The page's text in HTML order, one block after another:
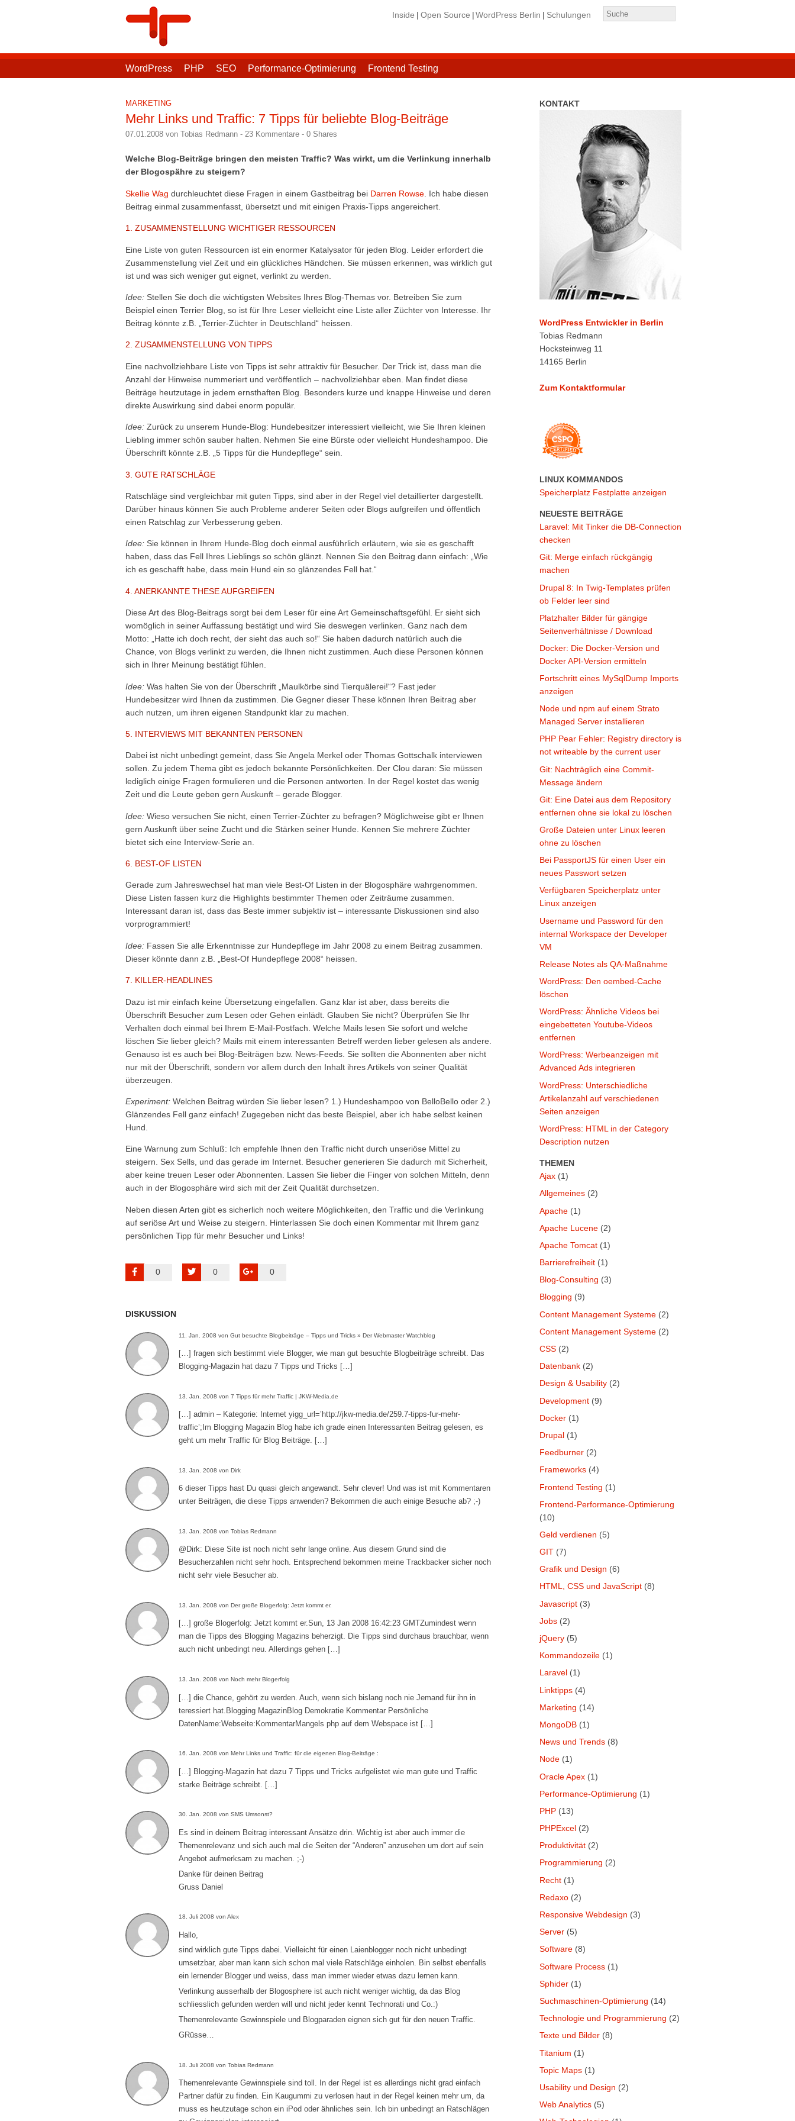
Inside Open Source WordPress Berlin Schulungen
WordPress PHP SEO Performance-Optimierung Frontend Testing
MARKETING
Mehr Links und Traffic: 7 Tipps für beliebte Blog-Beiträge
07.01.2008 von Tobias Redmann - 23 Kommentare - 0 Shares
Welche Blog-Beiträge bringen den meisten Traffic? Was wirkt, um die Verlinkung innerhalb
der Blogospähre zu steigern?
Skellie Wag durchleuchtet diese Fragen in einem Gastbeitrag bei Darren Rowse . Ich habe diesen
Beitrag einmal zusammenfasst, übersetzt und mit einigen Praxis-Tipps angereichert.
1. ZUSAMMENSTELLUNG WICHTIGER RESSOURCEN
Eine Liste von guten Ressourcen ist ein enormer Katalysator für jeden Blog. Leider erfordert die
Zusammenstellung viel Zeit und ein glückliches Händchen. Sie müssen erkennen, was wirklich gut
ist und was sich weniger gut eignet, verlinkt zu werden.
Idee: Stellen Sie doch die wichtigsten Websites Ihres Blog-Themas vor. Betreiben Sie zum
Beispiel einen Terrier Blog, so ist für Ihre Leser vielleicht eine Liste aller Züchter von Interesse. Ihr
Beitrag könnte z.B. „Terrier-Züchter in Deutschland“ heissen.
2. ZUSAMMENSTELLUNG VON TIPPS
Eine nachvollziehbare Liste von Tipps ist sehr attraktiv für Besucher. Der Trick ist, dass man die
Anzahl der Hinweise nummeriert und veröffentlich – nachvollziehbar eben. Man findet diese
Beiträge heutzutage in jedem ernsthaften Blog. Besonders kurze und knappe Hinweise und deren
direkte Auswirkung sind dabei enorm populär.
Idee: Zurück zu unserem Hunde-Blog: Hundebesitzer interessiert vielleicht, wie Sie Ihren kleinen
Liebling immer schön sauber halten. Nehmen Sie eine Bürste oder vielleicht Hundeshampoo. Die
Überschrift könnte z.B. „5 Tipps für die Hundepflege“ sein.
3. GUTE RATSCHLÄGE
Ratschläge sind vergleichbar mit guten Tipps, sind aber in der Regel viel detaillierter dargestellt.
Darüber hinaus können Sie auch Probleme anderer Seiten oder Blogs aufgreifen und öffentlich
einen Ratschlag zur Verbesserung geben.
Idee: Sie können in Ihrem Hunde-Blog doch einmal ausführlich erläutern, wie sie es geschafft
haben, dass das Fell Ihres Lieblings so schön glänzt. Nennen Sie den Beitrag dann einfach: „Wie
ich es geschafft habe, dass mein Hund ein so glänzendes Fell hat.“
4. ANERKANNTE THESE AUFGREIFEN
Diese Art des Blog-Beitrags sorgt bei dem Leser für eine Art Gemeinschaftsgefühl. Er sieht sich
womöglich in seiner Auffassung bestätigt und wird Sie deswegen verlinken. Ganz nach dem
Motto: „Hatte ich doch recht, der sieht das auch so!“ Sie haben dadurch natürlich auch die
Chance, von Blogs verlinkt zu werden, die Ihnen nicht zustimmen. Auch diese Personen können
sich in Ihrer Meinung bestätigt fühlen.
Idee: Was halten Sie von der Überschrift „Maulkörbe sind Tierquälerei!“? Fast jeder
Hundebesitzer wird Ihnen da zustimmen. Die Gegner dieser These können Ihren Beitrag aber
auch nutzen, um ihren eigenen Standpunkt klar zu machen.
5. INTERVIEWS MIT BEKANNTEN PERSONEN
Dabei ist nicht unbedingt gemeint, dass Sie Angela Merkel oder Thomas Gottschalk interviewen
sollen. Zu jedem Thema gibt es jedoch bekannte Persönlichkeiten. Der Clou daran: Sie müssen
lediglich einige Fragen formulieren und die Personen antworten. In der Regel kostet das wenig
Zeit und die Leute geben gern Auskunft – gerade Blogger.
Idee: Wieso versuchen Sie nicht, einen Terrier-Züchter zu befragen? Möglichweise gibt er Ihnen
gern Auskunft über seine Zucht und die Stärken seiner Hunde. Kennen Sie mehrere Züchter
bietet sich eine Interview-Serie an.
6. BEST-OF LISTEN
Gerade zum Jahreswechsel hat man viele Best-Of Listen in der Blogosphäre wahrgenommen.
Diese Listen fassen kurz die Highlights bestimmter Themen oder Zeiträume zusammen.
Interessant daran ist, dass das Beste immer subjektiv ist – interessante Diskussionen sind also
vorprogrammiert!
Idee: Fassen Sie alle Erkenntnisse zur Hundepflege im Jahr 2008 zu einem Beitrag zusammen.
Dieser könnte dann z.B. „Best-Of Hundepflege 2008“ heissen.
7. KILLER-HEADLINES
Dazu ist mir einfach keine Übersetzung eingefallen. Ganz klar ist aber, dass bereits die
Überschrift Besucher zum Lesen oder Gehen einlädt. Glauben Sie nicht? Überprüfen Sie Ihr
Verhalten doch einmal bei Ihrem E-Mail-Postfach. Welche Mails lesen Sie sofort und welche
löschen Sie lieber gleich? Mails mit einem interessanten Betreff werden lieber gelesen als andere.
Genauso ist es auch bei Blog-Beiträgen bzw. News-Feeds. Sie sollten die Abonnenten aber nicht
nur mit der Überschrift, sondern vor allem durch den Inhalt ihres Artikels von seiner Qualität
überzeugen.
Experiment: Welchen Beitrag würden Sie lieber lesen? 1.) Hundeshampoo von BelloBello oder 2.)
Glänzendes Fell ganz einfach! Zugegeben nicht das beste Beispiel, aber ich habe selbst keinen
Hund.
Eine Warnung zum Schluß: Ich empfehle Ihnen den Traffic nicht durch unseriöse Mittel zu
steigern. Sex Sells, und das gerade im Internet. Besucher generieren Sie dadurch mit Sicherheit,
aber keine treuen Leser oder Abonnenten. Lassen Sie lieber die Finger von solchen Mitteln, denn
auch in der Blogosphäre wird sich mit der Zeit Qualität durchsetzen.
Neben diesen Arten gibt es sicherlich noch weitere Möglichkeiten, den Traffic und die Verlinkung
auf seriöse Art und Weise zu steigern. Hinterlassen Sie doch einen Kommentar mit Ihrem ganz
persönlichen Tipp für mehr Besucher und Links!
0 0 0
DISKUSSION
11. Jan. 2008 von Gut besuchte Blogbeiträge – Tipps und Tricks » Der Webmaster Watchblog
[…] fragen sich bestimmt viele Blogger, wie man gut besuchte Blogbeiträge schreibt. Das
Blogging-Magazin hat dazu 7 Tipps und Tricks […]
13. Jan. 2008 von 7 Tipps für mehr Traffic | JKW-Media.de
[…] admin – Kategorie: Internet yigg_url=’http://jkw-media.de/259.7-tipps-fur-mehr-
traffic’;Im Blogging Magazin Blog habe ich grade einen Interessanten Beitrag gelesen, es
geht um mehr Traffic für Blog Beiträge. […]
13. Jan. 2008 von Dirk
6 dieser Tipps hast Du quasi gleich angewandt. Sehr clever! Und was ist mit Kommentaren
unter Beiträgen, die diese Tipps anwenden? Bekommen die auch einige Besuche ab? ;-)
13. Jan. 2008 von Tobias Redmann
@Dirk: Diese Site ist noch nicht sehr lange online. Aus diesem Grund sind die
Besucherzahlen nicht sehr hoch. Entsprechend bekommen meine Trackbacker sicher noch
nicht sehr viele Besucher ab.
13. Jan. 2008 von Der große Blogerfolg: Jetzt kommt er.
[…] große Blogerfolg: Jetzt kommt er.Sun, 13 Jan 2008 16:42:23 GMTZumindest wenn
man die Tipps des Blogging Magazins beherzigt. Die Tipps sind durchaus brauchbar, wenn
auch nicht unbedingt neu. Allerdings gehen […]
13. Jan. 2008 von Noch mehr Blogerfolg
[…] die Chance, gehört zu werden. Auch, wenn sich bislang noch nie Jemand für ihn in
teressiert hat.Blogging MagazinBlog Demokratie Kommentar Persönliche
DatenName:Webseite:KommentarMangels php auf dem Webspace ist […]
16. Jan. 2008 von Mehr Links und Traffic: für die eigenen Blog-Beiträge :
[…] Blogging-Magazin hat dazu 7 Tipps und Tricks aufgelistet wie man gute und Traffic
starke Beiträge schreibt. […]
30. Jan. 2008 von SMS Umsonst?
Es sind in deinem Beitrag interessant Ansätze drin. Wichtig ist aber auch immer die
Themenrelevanz und sich auch mal die Seiten der “Anderen” anzusehen um dort auf sein
Angebot aufmerksam zu machen. ;-)
Danke für deinen Beitrag
Gruss Daniel
18. Juli 2008 von Alex
Hallo,
sind wirklich gute Tipps dabei. Vielleicht für einen Laienblogger noch nicht unbedingt
umsetzbar, aber man kann sich schon mal viele Ratschläge einholen. Bin selbst ebenfalls
ein lernender Blogger und weiss, dass man immer wieder etwas dazu lernen kann.
Verlinkung ausserhalb der Blogosphere ist auch nicht weniger wichtig, da das Blog
schliesslich gefunden werden will und nicht jeder kennt Technorati und Co.:)
Themenrelevante Gewinnspiele und Blogparaden eignen sich gut für den neuen Traffic.
GRüsse…
18. Juli 2008 von Tobias Redmann
Themenrelevante Gewinnspiele sind toll. In der Regel ist es allerdings nicht grad einfach
Partner dafür zu finden. Ein Kaugummi zu verlosen haut in der Regel keinen mehr um, da
muss es heutzutage schon ein iPod oder ähnliches sein. Ich bin unbedingt an Ratschlägen
KONTAKT
WordPress Entwickler in Berlin
Tobias Redmann
Hocksteinweg 11
14165 Berlin
Zum Kontaktformular
LINUX KOMMANDOS
Speicherplatz Festplatte anzeigen
NEUESTE BEITRÄGE
Laravel: Mit Tinker die DB-Connection
checken
Git: Merge einfach rückgängig
machen
Drupal 8: In Twig-Templates prüfen
ob Felder leer sind
Platzhalter Bilder für gängige
Seitenverhältnisse / Download
Docker: Die Docker-Version und
Docker API-Version ermitteln
Fortschritt eines MySqlDump Imports
anzeigen
Node und npm auf einem Strato
Managed Server installieren
PHP Pear Fehler: Registry directory is
not writeable by the current user
Git: Nachträglich eine Commit-
Message ändern
Git: Eine Datei aus dem Repository
entfernen ohne sie lokal zu löschen
Große Dateien unter Linux leeren
ohne zu löschen
Bei PassportJS für einen User ein
neues Passwort setzen
Verfügbaren Speicherplatz unter
Linux anzeigen
Username und Password für den
internal Workspace der Developer
VM
Release Notes als QA-Maßnahme
WordPress: Den oembed-Cache
löschen
WordPress: Ähnliche Videos bei
eingebetteten Youtube-Videos
entfernen
WordPress: Werbeanzeigen mit
Advanced Ads integrieren
WordPress: Unterschiedliche
Artikelanzahl auf verschiedenen
Seiten anzeigen
WordPress: HTML in der Category
Description nutzen
THEMEN
Ajax (1)
Allgemeines (2)
Apache (1)
Apache Lucene (2)
Apache Tomcat (1)
Barrierefreiheit (1)
Blog-Consulting (3)
Blogging (9)
Content Management Systeme (2)
Content Management Systeme (2)
CSS (2)
Datenbank (2)
Design & Usability (2)
Development (9)
Docker (1)
Drupal (1)
Feedburner (2)
Frameworks (4)
Frontend Testing (1)
Frontend-Performance-Optimierung
(10)
Geld verdienen (5)
GIT (7)
Grafik und Design (6)
HTML, CSS und JavaScript (8)
Javascript (3)
Jobs (2)
jQuery (5)
Kommandozeile (1)
Laravel (1)
Linktipps (4)
Marketing (14)
MongoDB (1)
News und Trends (8)
Node (1)
Oracle Apex (1)
Performance-Optimierung (1)
PHP (13)
PHPExcel (2)
Produktivität (2)
Programmierung (2)
Recht (1)
Redaxo (2)
Responsive Webdesign (3)
Server (5)
Software (8)
Software Process (1)
Sphider (1)
Suchmaschinen-Optimierung (14)
Technologie und Programmierung (2)
Texte und Bilder (8)
Titanium (1)
Topic Maps (1)
Usability und Design (2)
Web Analytics (5)